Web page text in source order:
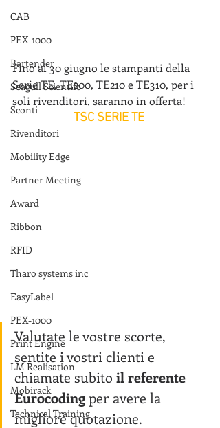
CAB
PEX-1000
Bartender
Seagull Scientifc
Sconti
Rivenditori
Mobility Edge
Partner Meeting
Award
Ribbon
RFID
Tharo systems inc
EasyLabel
PEX-1000
Print Engine
LM Realisation
Mobirack
Technical Training
Fino al 30 giugno le stampanti della
Serie TE, TE200, TE210 e TE310, per i
soli rivenditori, saranno in offerta!
TSC SERIE TE
Valutate le vostre scorte,
sentite i vostri clienti e
chiamate subito il referente
Eurocoding per avere la
migliore quotazione.